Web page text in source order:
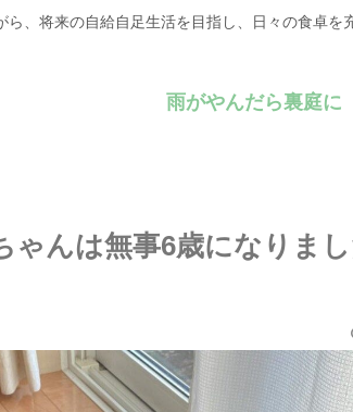
ら、将来の自給自足生活を目指し、日々の食卓
雨がやんだら裏庭に
ゃんは無事6歳になりま